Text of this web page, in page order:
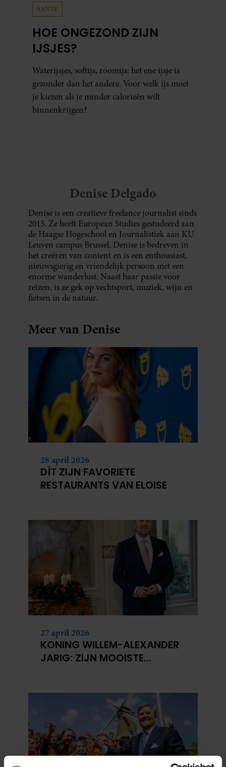
SANTE
HOE ONGEZOND ZIJN
IJSJES?
Waterijsjes, softijs, roomijs: het ene ijsje is
gezonder dan het andere. Voor welk ijs moet
je kiezen als je minder calorieën wilt
binnenkrijgen?
Denise Delgado
Denise is een creatieve freelance journalist sinds
2015. Ze heeft European Studies gestudeerd aan
de Haagse Hogeschool en Journalistiek aan KU
Leuven campus Brussel. Denise is bedreven in
het creëren van content en is een enthousiast,
nieuwsgierig en vriendelijk persoon met een
enorme wanderlust. Naast haar passie voor
reizen, is ze gek op vechtsport, muziek, wijn en
fietsen in de natuur.
Meer van Denise
28 april 2026
DÍT ZIJN FAVORIETE
RESTAURANTS VAN ELOISE
27 april 2026
KONING WILLEM-ALEXANDER
JARIG: ZIJN MOOISTE